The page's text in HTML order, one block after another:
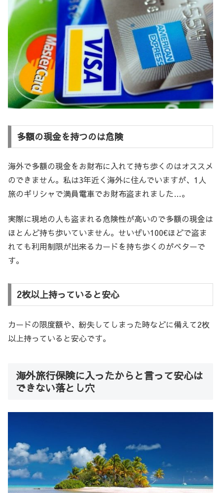
多額の現金を持つのは危険
海外で多額の現金をお財布に入れて持ち歩くのはオススメ
のできません。私は3年近く海外に住んでいますが、1人
旅のギリシャで満員電車でお財布盗まれました…。
実際に現地の人も盗まれる危険性が高いので多額の現金は
ほとんど持ち歩いていません。せいぜい100€ほどで盗ま
れても利用制限が出来るカードを持ち歩くのがベターで
す。
2枚以上持っていると安心
カードの限度額や、紛失してしまった時などに備えて2枚
以上持っていると安心です。
海外旅行保険に入ったからと言って安心は
できない落とし穴